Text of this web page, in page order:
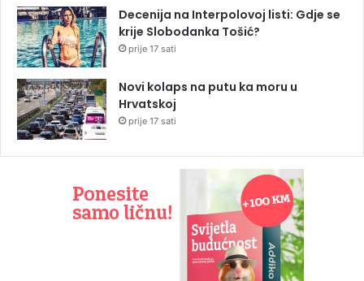
Decenija na Interpolovoj listi: Gdje se
krije Slobodanka Tošić?
prije 17 sati
Novi kolaps na putu ka moru u
Hrvatskoj
prije 17 sati